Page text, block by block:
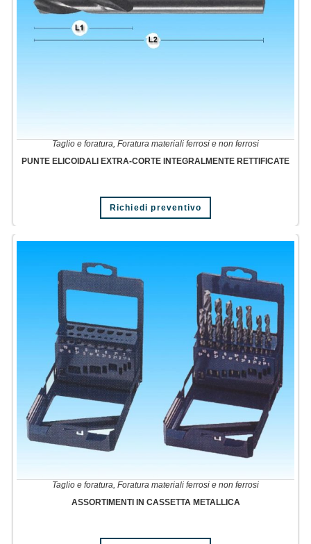
Taglio e foratura, Foratura materiali ferrosi e non ferrosi
PUNTE ELICOIDALI EXTRA-CORTE INTEGRALMENTE RETTIFICATE
Richiedi preventivo
Taglio e foratura Foratura materiali ferrosi e non ferrosi
ASSORTIMENTI IN CASSETTA METALLICA